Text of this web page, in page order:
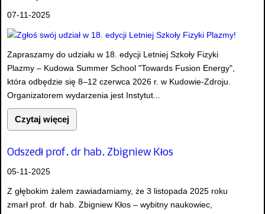
07-11-2025
Zapraszamy do udziału w 18. edycji Letniej Szkoły Fizyki
Plazmy – Kudowa Summer School "Towards Fusion Energy",
która odbędzie się 8–12 czerwca 2026 r. w Kudowie-Zdroju.
Organizatorem wydarzenia jest Instytut...
Czytaj więcej
Odszedł prof. dr hab. Zbigniew Kłos
05-11-2025
Z głębokim żalem zawiadamiamy, że 3 listopada 2025 roku
zmarł prof. dr hab. Zbigniew Kłos – wybitny naukowiec,